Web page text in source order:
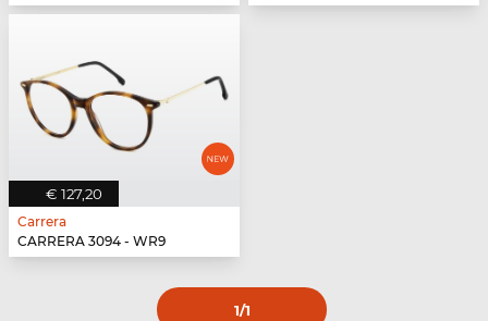
€ 127,20
Carrera
CARRERA 3094 - WR9
1/1